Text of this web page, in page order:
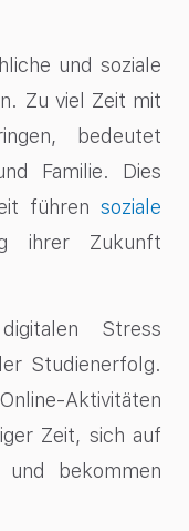
und soziale
Zu viel Zeit mit
bedeutet
Familie. Dies
führen soziale
ihrer Zukunft
Stress
Studienerfolg.
Aktivitäten
Zeit, sich auf
bekommen